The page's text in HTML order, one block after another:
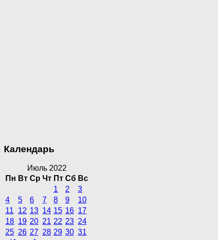
Календарь
Июль 2022
Пн Вт Ср Чт Пт Сб Вс
1
2
3
4
5 6 7 8 9
10
11
12 13 14 15 16 17
18 19 20 21 22 23 24
25 26 27 28 29 30 31